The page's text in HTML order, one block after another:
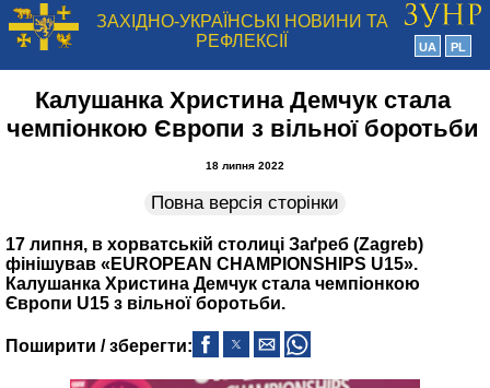
ЗАХІДНО-УКРАЇНСЬКІ НОВИНИ ТА
РЕФЛЕКСІЇ
UA PL
Калушанка Христина Демчук стала
чемпіонкою Європи з вільної боротьби
18 липня 2022
Повна версія сторінки
17 липня, в хорватській столиці Заґреб (Zagreb)
фінішував «EUROPEAN CHAMPIONSHIPS U15».
Калушанка Христина Демчук стала чемпіонкою
Європи U15 з вільної боротьби.
Поширити / зберегти: